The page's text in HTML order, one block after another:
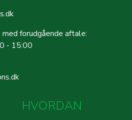
forudgående aftale:
- 15:00
HVORDAN